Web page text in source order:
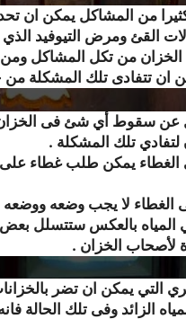
من المشاكل يمكن ان
القئ ومرض التيوفيد
الخزان من تكل المشاكل
تتفادى تلك المشكلة من
عن سقوط أي شئ فى
لتفادي تلك المشكلة .
الغطاء يمكن طلب غطاء
الغطاء لا يجب وضعه
بالعكس ستتسلل
الخزان .
التي يمكن ان تضر
الزائد وفى تلك الحالة